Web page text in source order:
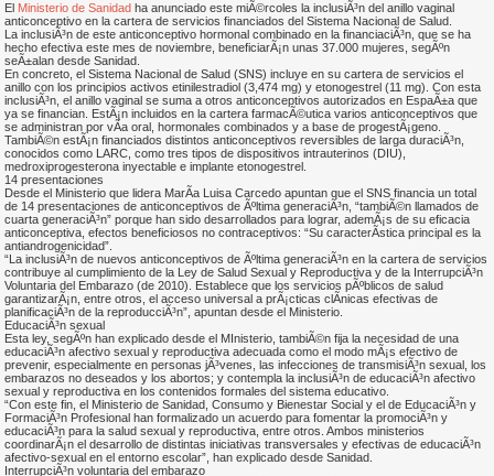
El Ministerio de Sanidad ha anunciado este miÃ©rcoles la inclusiÃ³n del anillo vaginal
anticonceptivo en la cartera de servicios financiados del Sistema Nacional de Salud.
La inclusiÃ³n de este anticonceptivo hormonal combinado en la financiaciÃ³n, que se ha
hecho efectiva este mes de noviembre, beneficiarÃ¡n unas 37.000 mujeres, segÃºn
seÃ±alan desde Sanidad.
En concreto, el Sistema Nacional de Salud (SNS) incluye en su cartera de servicios el
anillo con los principios activos etinilestradiol (3,474 mg) y etonogestrel (11 mg). Con esta
inclusiÃ³n, el anillo vaginal se suma a otros anticonceptivos autorizados en EspaÃ±a que
ya se financian. EstÃ¡n incluidos en la cartera farmacÃ©utica varios anticonceptivos que
se administran por vÃ­a oral, hormonales combinados y a base de progestÃ¡geno.
TambiÃ©n estÃ¡n financiados distintos anticonceptivos reversibles de larga duraciÃ³n,
conocidos como LARC, como tres tipos de dispositivos intrauterinos (DIU),
medroxiprogesterona inyectable e implante etonogestrel.
14 presentaciones
Desde el Ministerio que lidera MarÃ­a Luisa Carcedo apuntan que el SNS financia un total
de 14 presentaciones de anticonceptivos de Ãºltima generaciÃ³n, “tambiÃ©n llamados de
cuarta generaciÃ³n” porque han sido desarrollados para lograr, ademÃ¡s de su eficacia
anticonceptiva, efectos beneficiosos no contraceptivos: “Su caracterÃ­stica principal es la
antiandrogenicidad”.
“La inclusiÃ³n de nuevos anticonceptivos de Ãºltima generaciÃ³n en la cartera de servicios
contribuye al cumplimiento de la Ley de Salud Sexual y Reproductiva y de la InterrupciÃ³n
Voluntaria del Embarazo (de 2010). Establece que los servicios pÃºblicos de salud
garantizarÃ¡n, entre otros, el acceso universal a prÃ¡cticas clÃ­nicas efectivas de
planificaciÃ³n de la reproducciÃ³n”, apuntan desde el Ministerio.
EducaciÃ³n sexual
Esta ley, segÃºn han explicado desde el MInisterio, tambiÃ©n fija la necesidad de una
educaciÃ³n afectivo sexual y reproductiva adecuada como el modo mÃ¡s efectivo de
prevenir, especialmente en personas jÃ³venes, las infecciones de transmisiÃ³n sexual, los
embarazos no deseados y los abortos; y contempla la inclusiÃ³n de educaciÃ³n afectivo
sexual y reproductiva en los contenidos formales del sistema educativo.
“Con este fin, el Ministerio de Sanidad, Consumo y Bienestar Social y el de EducaciÃ³n y
FormaciÃ³n Profesional han formalizado un acuerdo para fomentar la promociÃ³n y
educaciÃ³n para la salud sexual y reproductiva, entre otros. Ambos ministerios
coordinarÃ¡n el desarrollo de distintas iniciativas transversales y efectivas de educaciÃ³n
afectivo-sexual en el entorno escolar”, han explicado desde Sanidad.
InterrupciÃ³n voluntaria del embarazo